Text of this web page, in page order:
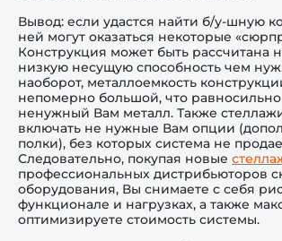
Вывод: если удастся найти б/у-шную
ней могут оказаться некоторые
Конструкция может быть рассчитана
низкую несущую способность чем
наоборот, металлоемкость
непомерно большой, что равносильно
ненужный Вам металл. Также
включать не нужные Вам опции
полки), без которых система не
Следовательно, покупая новые
профессиональных дистрибьюторов
оборудования, Вы снимаете с себя
функционале и нагрузках, а также
оптимизируете стоимость системы.